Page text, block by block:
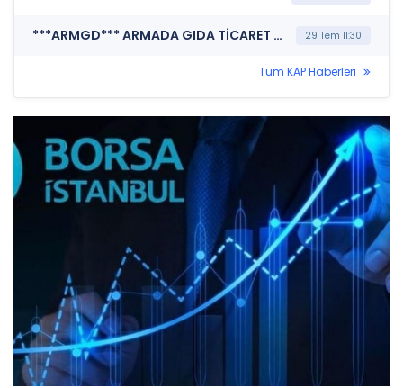
***ARMGD*** ARMADA GIDA TİCARET SANAYİ A.Ş. (Özel Durum Açıklaması (Genel)) 29 Tem 11:30
Tüm KAP Haberleri